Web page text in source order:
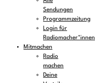
Sendungen
Programmzeitung
Login für
Radiomacher*innen
Mitmachen
Radio
machen
Deine